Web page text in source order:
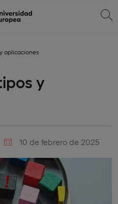
aplicaciones
y
10 de febrero de 2025